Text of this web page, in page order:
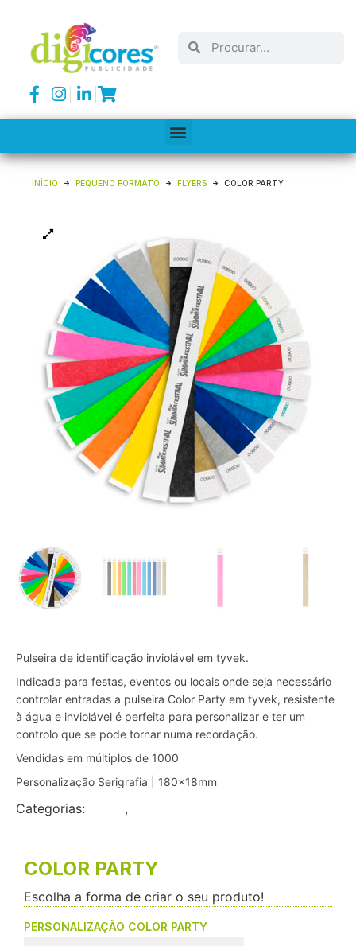
INÍCIO PEQUENO FORMATO FLYERS COLOR PARTY
Pulseira de identificação inviolável em tyvek.
Indicada para festas, eventos ou locais onde seja necessário
controlar entradas a pulseira Color Party em tyvek, resistente
à água e inviolável é perfeita para personalizar e ter um
controlo que se pode tornar numa recordação.
Vendidas em múltiplos de 1000
Personalização Serigrafia | 180x18mm
Categorias: ,
COLOR PARTY
Escolha a forma de criar o seu produto!
PERSONALIZAÇÃO COLOR PARTY